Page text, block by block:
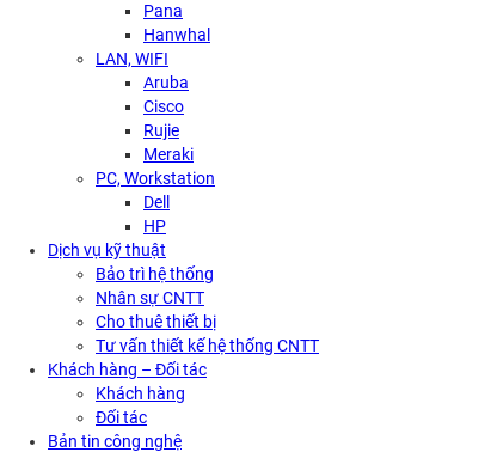
Pana
Hanwhal
LAN, WIFI
Aruba
Cisco
Rujie
Meraki
PC, Workstation
Dell
HP
Dịch vụ kỹ thuật
Bảo trì hệ thống
Nhân sự CNTT
Cho thuê thiết bị
Tư vấn thiết kế hệ thống CNTT
Khách hàng – Đối tác
Khách hàng
Đối tác
Bản tin công nghệ